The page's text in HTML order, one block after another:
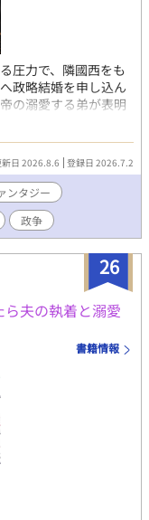
圧力で、隣國西をも
政略結婚を申し込ん
の溺愛する弟が表明
為、引きこもりの皇
。 似通った文化を持
り武の道を重んじ、
を重んじ、心豊かに
繰り広げられる、
※確実に完結をお約
日 2026.8.6 登録日 2026.7.2
ンタジー
政争
26
夫の執着と溺愛
書籍情報